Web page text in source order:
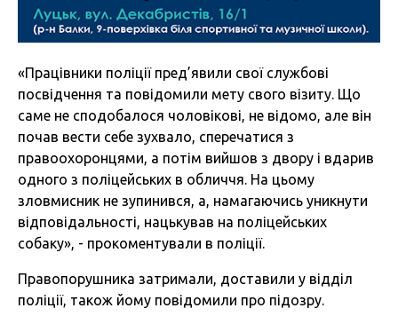
«Працівники поліції пред’явили свої службові
посвідчення та повідомили мету свого візиту. Що
саме не сподобалося чоловікові, не відомо, але він
почав вести себе зухвало, сперечатися з
правоохоронцями, а потім вийшов з двору і вдарив
одного з поліцейських в обличчя. На цьому
зловмисник не зупинився, а, намагаючись уникнути
відповідальності, нацькував на поліцейських
собаку», - прокоментували в поліції.
Правопорушника затримали, доставили у відділ
поліції, також йому повідомили про підозру.